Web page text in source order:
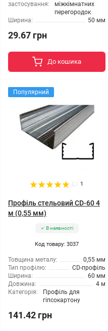
застосування:
міжкімнатних
перегородок
Ширина:
50 мм
29.67 грн
До кошика
Популярний
1
Профіль стельовий CD-60 4
м (0,55 мм)
В наявності
Код товару: 3037
Товщина металу:
0,55 мм
Тип профілю:
CD-профіль
Ширина:
60 мм
Довжина:
4 м
Категорія:
Профіль для
гіпсокартону
141.42 грн